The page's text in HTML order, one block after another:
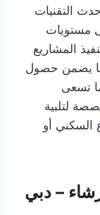
التقنيات
مستويات
المشاريع
يضمن حصول
تسعى
لتلبية
السكني أو
– دبي